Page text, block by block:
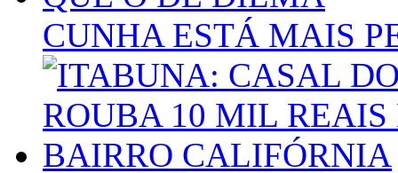
CUNHA ESTÁ MAIS